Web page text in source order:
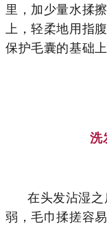
里，加少量水揉
上，轻柔地用指
保护毛囊的基础
洗
在头发沾湿
弱，毛巾揉搓容